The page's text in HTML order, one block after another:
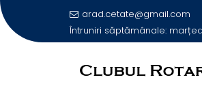
arad.cetate@gmail.com
Întruniri săptămânale: